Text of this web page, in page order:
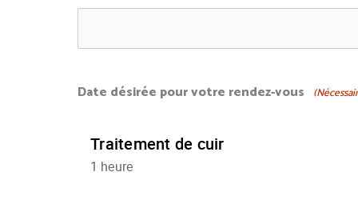
Date désirée pour votre rendez-vous